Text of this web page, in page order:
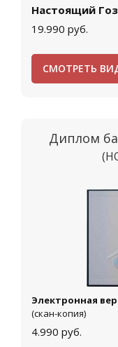
Настоящий
19.990 руб.
СМОТРЕТЬ
Диплом
Электронная
(скан-копия)
4.990 руб.